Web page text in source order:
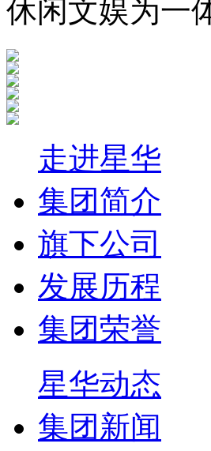
休闲文娱为一
走进星华
集团简介
旗下公司
发展历程
集团荣誉
星华动态
集团新闻